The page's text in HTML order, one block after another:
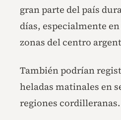
gran parte del país
días, especialmente
zonas del centro
También podrían
heladas matinales en
regiones cordilleranas.